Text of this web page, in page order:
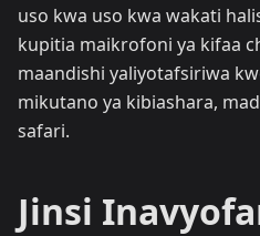
uso kwa uso kwa wakati
kupitia maikrofoni ya kifaa
maandishi yaliyotafsiriwa
mikutano ya kibiashara,
safari.
Jinsi